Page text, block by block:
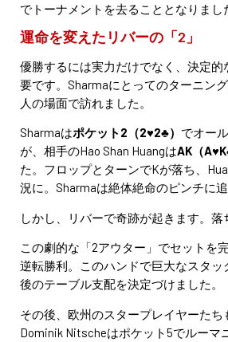
でトーナメントを去ることとなりまし
運命を変えたリバーの「2」
優勝するには実力だけでなく、決定的
要です。Sharmaにとってのターニン
人の場面で訪れました。
Sharmaはポケット2（2♥2♣） でオー
が、相手のHao Shan HuangはAK（
た。フロップとターンでKが落ち、
況に。Sharmaは絶体絶命のピンチに追
しかし、リバーで奇跡が起きます。落
この劇的な「2アウター」でセットを
逆転勝利。このハンドで巨大なスタッ
後のテーブル支配を決定づけました。
その後、欧州のスタープレイヤーたち
Dominik Nitscheはポケット5でルーマ